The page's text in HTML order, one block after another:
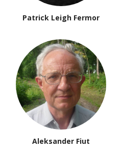
Patrick Leigh Fermor
Aleksander Fiut